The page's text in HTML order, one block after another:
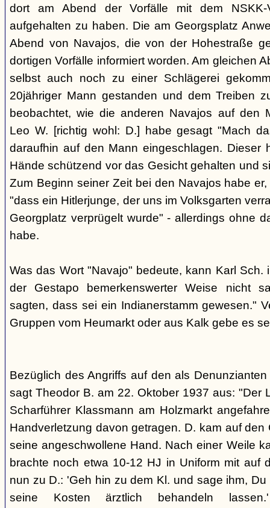
dort am Abend der Vorfälle mit dem NSKK-
aufgehalten zu haben. Die am Georgsplatz
Abend von Navajos, die von der Hohestraße
dortigen Vorfälle informiert worden. Am gleichen
selbst auch noch zu einer Schlägerei
20jähriger Mann gestanden und dem Treiben
beobachtet, wie die anderen Navajos auf den
Leo W. [richtig wohl: D.] habe gesagt "Mach
daraufhin auf den Mann eingeschlagen. Dieser
Hände schützend vor das Gesicht gehalten und
Zum Beginn seiner Zeit bei den Navajos habe
"dass ein Hitlerjunge, der uns im Volksgarten
Georgplatz verprügelt wurde" - allerdings ohne
habe.
Was das Wort "Navajo" bedeute, kann Karl Sch.
der Gestapo bemerkenswerter Weise nicht
sagten, dass sei ein Indianerstamm gewesen."
Gruppen vom Heumarkt oder aus Kalk gebe es
Bezüglich des Angriffs auf den als
sagt Theodor B. am 22. Oktober 1937 aus: "Der
Scharführer Klassmann am Holzmarkt
Handverletzung davon getragen. D. kam auf den
seine angeschwollene Hand. Nach einer Weile
brachte noch etwa 10-12 HJ in Uniform mit auf
nun zu D.: 'Geh hin zu dem Kl. und sage ihm,
seine Kosten ärztlich behandeln